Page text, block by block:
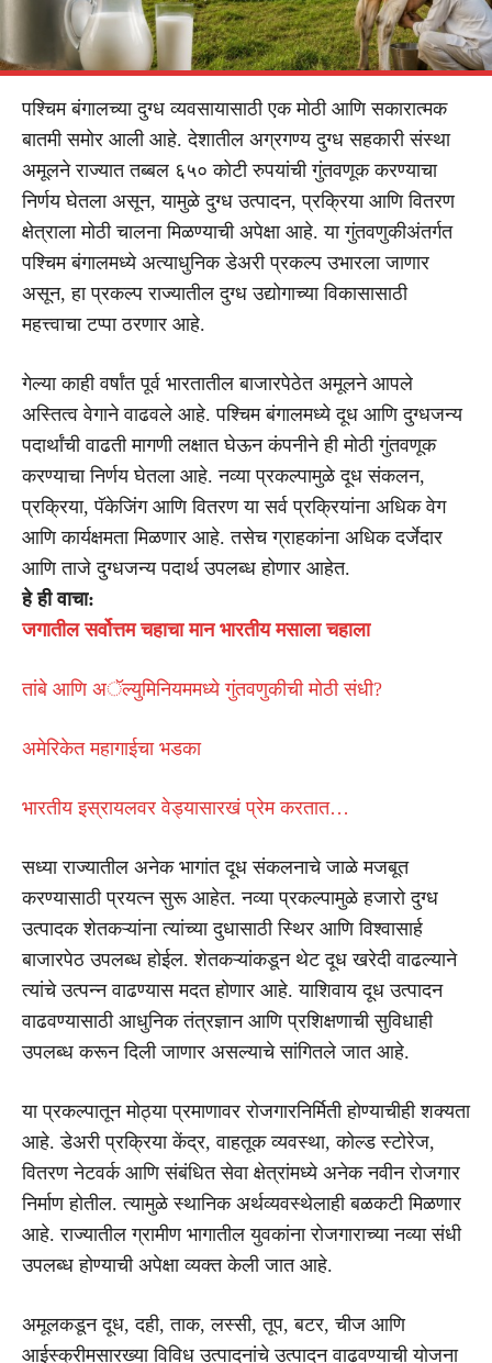
पश्चिम बंगालच्या दुग्ध व्यवसायासाठी एक मोठी आणि सकारात्मक
बातमी समोर आली आहे. देशातील अग्रगण्य दुग्ध सहकारी संस्था
अमूलने राज्यात तब्बल ६५० कोटी रुपयांची गुंतवणूक करण्याचा
निर्णय घेतला असून, यामुळे दुग्ध उत्पादन, प्रक्रिया आणि वितरण
क्षेत्राला मोठी चालना मिळण्याची अपेक्षा आहे. या गुंतवणुकीअंतर्गत
पश्चिम बंगालमध्ये अत्याधुनिक डेअरी प्रकल्प उभारला जाणार
असून, हा प्रकल्प राज्यातील दुग्ध उद्योगाच्या विकासासाठी
महत्त्वाचा टप्पा ठरणार आहे.
गेल्या काही वर्षांत पूर्व भारतातील बाजारपेठेत अमूलने आपले
अस्तित्व वेगाने वाढवले आहे. पश्चिम बंगालमध्ये दूध आणि दुग्धजन्य
पदार्थांची वाढती मागणी लक्षात घेऊन कंपनीने ही मोठी गुंतवणूक
करण्याचा निर्णय घेतला आहे. नव्या प्रकल्पामुळे दूध संकलन,
प्रक्रिया, पॅकेजिंग आणि वितरण या सर्व प्रक्रियांना अधिक वेग
आणि कार्यक्षमता मिळणार आहे. तसेच ग्राहकांना अधिक दर्जेदार
आणि ताजे दुग्धजन्य पदार्थ उपलब्ध होणार आहेत.
हे ही वाचा:
जगातील सर्वोत्तम चहाचा मान भारतीय मसाला चहाला
तांबे आणि अॅल्युमिनियममध्ये गुंतवणुकीची मोठी संधी?
अमेरिकेत महागाईचा भडका
भारतीय इस्रायलवर वेड्यासारखं प्रेम करतात…
सध्या राज्यातील अनेक भागांत दूध संकलनाचे जाळे मजबूत
करण्यासाठी प्रयत्न सुरू आहेत. नव्या प्रकल्पामुळे हजारो दुग्ध
उत्पादक शेतकऱ्यांना त्यांच्या दुधासाठी स्थिर आणि विश्वासार्ह
बाजारपेठ उपलब्ध होईल. शेतकऱ्यांकडून थेट दूध खरेदी वाढल्याने
त्यांचे उत्पन्न वाढण्यास मदत होणार आहे. याशिवाय दूध उत्पादन
वाढवण्यासाठी आधुनिक तंत्रज्ञान आणि प्रशिक्षणाची सुविधाही
उपलब्ध करून दिली जाणार असल्याचे सांगितले जात आहे.
या प्रकल्पातून मोठ्या प्रमाणावर रोजगारनिर्मिती होण्याचीही शक्यता
आहे. डेअरी प्रक्रिया केंद्र, वाहतूक व्यवस्था, कोल्ड स्टोरेज,
वितरण नेटवर्क आणि संबंधित सेवा क्षेत्रांमध्ये अनेक नवीन रोजगार
निर्माण होतील. त्यामुळे स्थानिक अर्थव्यवस्थेलाही बळकटी मिळणार
आहे. राज्यातील ग्रामीण भागातील युवकांना रोजगाराच्या नव्या संधी
उपलब्ध होण्याची अपेक्षा व्यक्त केली जात आहे.
अमूलकडून दूध, दही, ताक, लस्सी, तूप, बटर, चीज आणि
आईस्क्रीमसारख्या विविध उत्पादनांचे उत्पादन वाढवण्याची योजना